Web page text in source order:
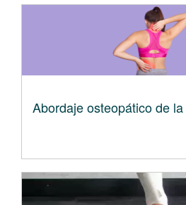
Abordaje osteopático de